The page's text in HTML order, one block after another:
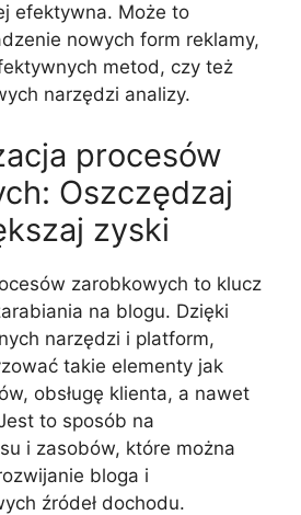
efektywna. Może to
nowych form reklamy,
metod, czy też
narzędzi analizy.
procesów
Oszczędzaj
zyski
zarobkowych to klucz
na blogu. Dzięki
narzędzi i platform,
takie elementy jak
obsługę klienta, a nawet
to sposób na
i zasobów, które można
bloga i
źródeł dochodu.